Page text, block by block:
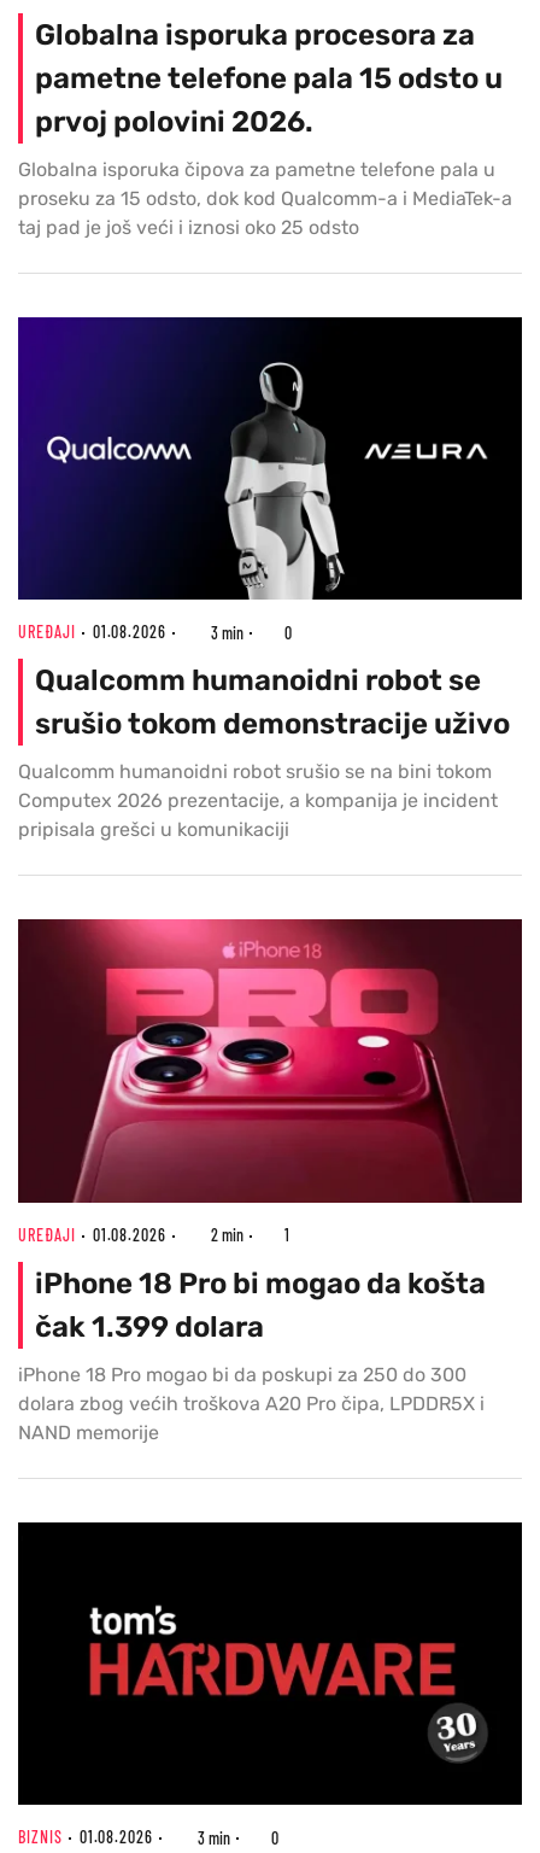
Globalna isporuka procesora za
pametne telefone pala 15 odsto u
prvoj polovini 2026.
Globalna isporuka čipova za pametne telefone pala u
proseku za 15 odsto, dok kod Qualcomm-a i MediaTek-a
taj pad je još veći i iznosi oko 25 odsto
UREĐAJI 01.08.2026 3 min 0
Qualcomm humanoidni robot se
srušio tokom demonstracije uživo
Qualcomm humanoidni robot srušio se na bini tokom
Computex 2026 prezentacije, a kompanija je incident
pripisala grešci u komunikaciji
UREĐAJI 01.08.2026 2 min 1
iPhone 18 Pro bi mogao da košta
čak 1.399 dolara
iPhone 18 Pro mogao bi da poskupi za 250 do 300
dolara zbog većih troškova A20 Pro čipa, LPDDR5X i
NAND memorije
BIZNIS 01.08.2026 3 min 0